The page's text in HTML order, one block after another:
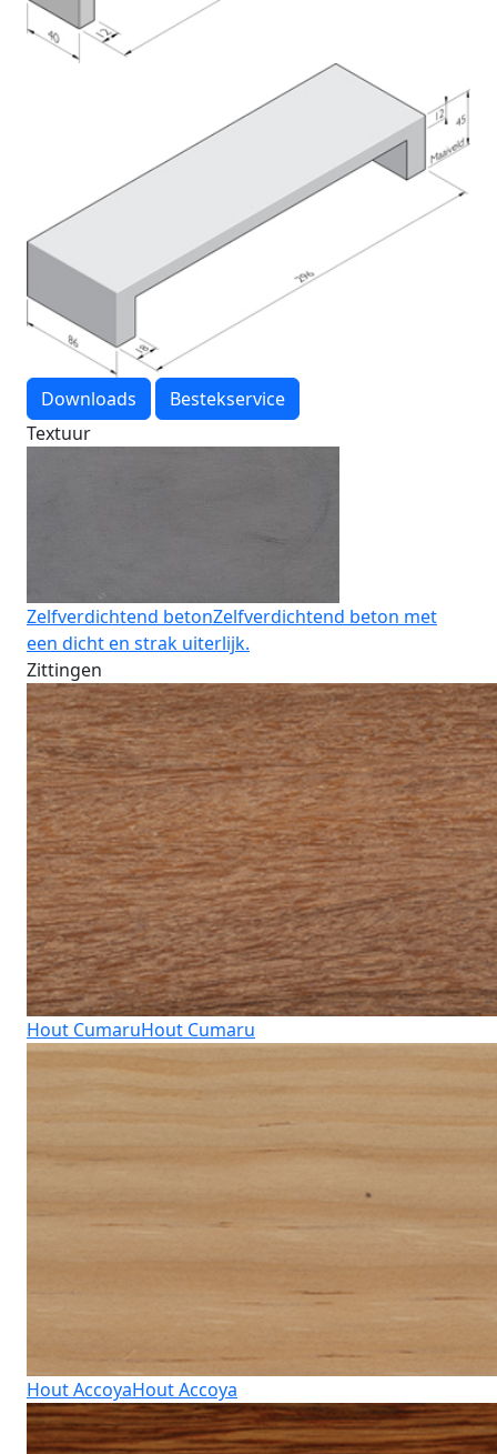
Downloads
Bestekservice
Textuur
Zelfverdichtend betonZelfverdichtend beton met
een dicht en strak uiterlijk.
Zittingen
Hout CumaruHout Cumaru
Hout AccoyaHout Accoya